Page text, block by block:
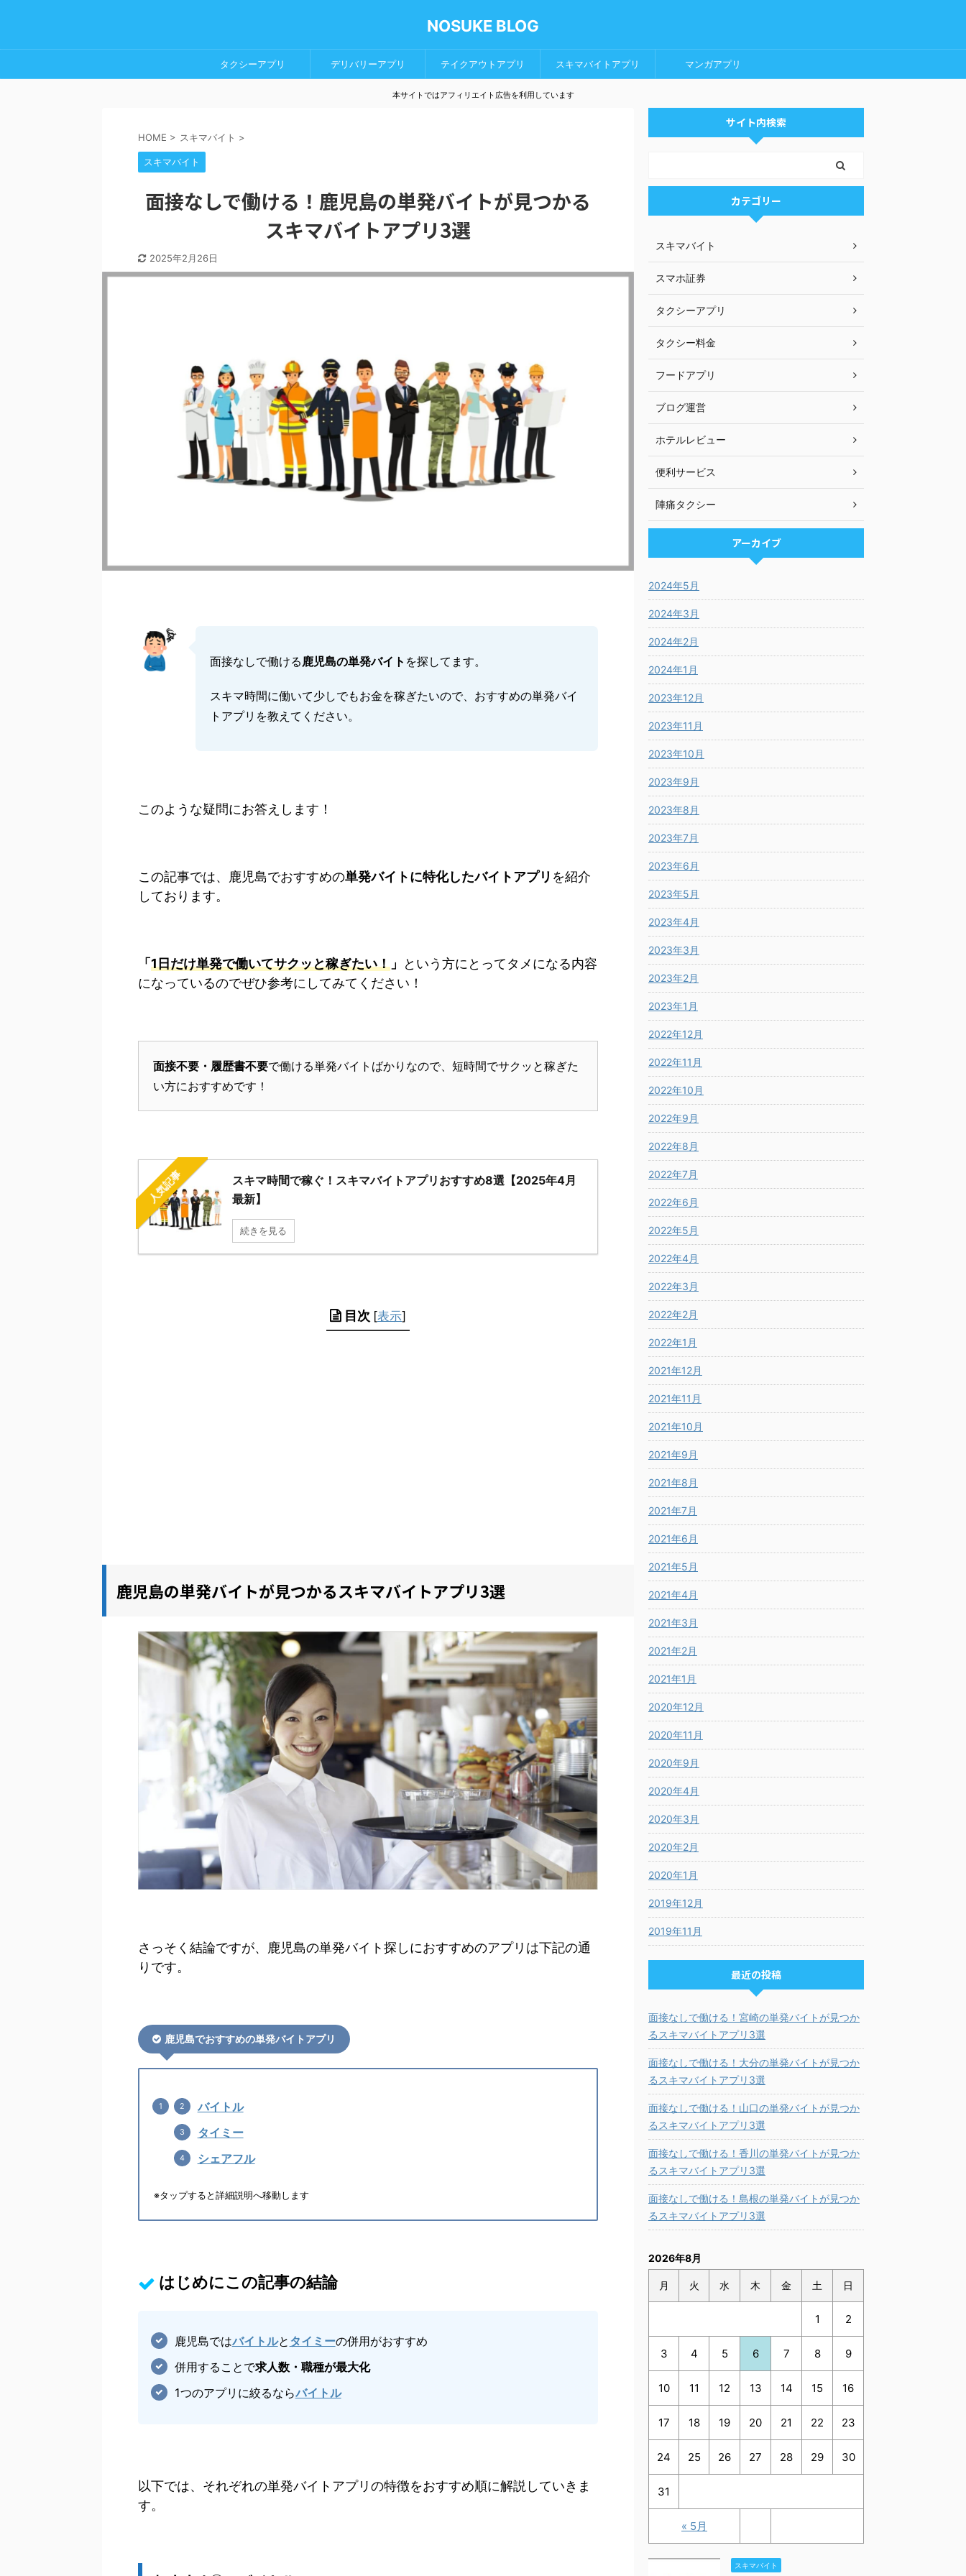
NOSUKE BLOG
タクシーアプリ デリバリーアプリ テイクアウトアプリ スキマバイトアプリ マンガアプリ
本サイトではアフィリエイト広告を利用しています
HOME > スキマバイト >
スキマバイト
面接なしで働ける！鹿児島の単発バイトが見つかる
スキマバイトアプリ3選
2025年2月26日
面接なしで働ける 鹿児島の単発バイト を探してます。
スキマ時間に働いて少しでもお金を稼ぎたいので、おすすめの単発バイ
トアプリを教えてください。
このような疑問にお答えします！
この記事では、鹿児島でおすすめの単発バイトに特化したバイトアプリ を紹介
しております。
「1日だけ単発で働いてサクッと稼ぎたい！ 」
という方にとってタメになる内容
になっているのでぜひ参考にしてみてください！
面接不要・履歴書不要で働ける単発バイトばかりなので、短時間でサクッと稼ぎた
い方におすすめです！
人気記事
スキマ時間で稼ぐ！スキマバイトアプリおすすめ8選【2025年4月
最新】
続きを見る
目次 [表示]
鹿児島の単発バイトが見つかるスキマバイトアプリ3選
さっそく結論ですが、鹿児島の単発バイト探しにおすすめのアプリは下記の通
りです。
鹿児島でおすすめの単発バイトアプリ
バイトル
タイミー
シェアフル
※タップすると詳細説明へ移動します
はじめにこの記事の結論
鹿児島ではバイトルと タイミーの併用がおすすめ
併用することで求人数・職種が最大化
1つのアプリに絞るならバイトル
以下では、それぞれの単発バイトアプリの特徴をおすすめ順に解説していきま
す。
サイト内検索
カテゴリー
スキマバイト
スマホ証券
タクシーアプリ
タクシー料金
フードアプリ
ブログ運営
ホテルレビュー
便利サービス
陣痛タクシー
アーカイブ
2024年5月
2024年3月
2024年2月
2024年1月
2023年12月
2023年11月
2023年10月
2023年9月
2023年8月
2023年7月
2023年6月
2023年5月
2023年4月
2023年3月
2023年2月
2023年1月
2022年12月
2022年11月
2022年10月
2022年9月
2022年8月
2022年7月
2022年6月
2022年5月
2022年4月
2022年3月
2022年2月
2022年1月
2021年12月
2021年11月
2021年10月
2021年9月
2021年8月
2021年7月
2021年6月
2021年5月
2021年4月
2021年3月
2021年2月
2021年1月
2020年12月
2020年11月
2020年9月
2020年4月
2020年3月
2020年2月
2020年1月
2019年12月
2019年11月
最近の投稿
面接なしで働ける！宮崎の単発バイトが見つか
るスキマバイトアプリ3選
面接なしで働ける！大分の単発バイトが見つか
るスキマバイトアプリ3選
面接なしで働ける！山口の単発バイトが見つか
るスキマバイトアプリ3選
面接なしで働ける！香川の単発バイトが見つか
るスキマバイトアプリ3選
面接なしで働ける！島根の単発バイトが見つか
るスキマバイトアプリ3選
2026年8月
月 火 水 木 金 土 日
« 5月
1 2
3 4 5 6 7 8 9
10 11 12 13 14 15 16
17 18 19 20 21 22 23
24 25 26 27 28 29 30
31
スキマバイト